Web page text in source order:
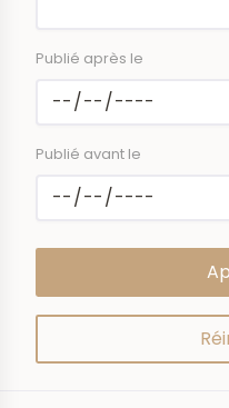
Publié après le
Publié avant le